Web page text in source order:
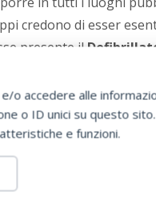
o accedere alle
o ID unici su questo
e funzioni.
credono di esser
presente il
salvavita
venduto ad un prezzo
uomo vale molto di più